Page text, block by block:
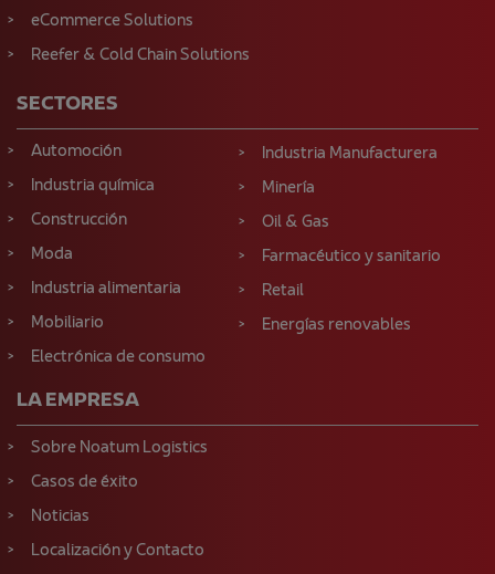
eCommerce Solutions
Reefer & Cold Chain Solutions
SECTORES
Automoción
Industria química
Construcción
Moda
Industria alimentaria
Mobiliario
Electrónica de consumo
Industria Manufacturera
Minería
Oil & Gas
Farmacéutico y sanitario
Retail
Energías renovables
LA EMPRESA
Sobre Noatum Logistics
Casos de éxito
Noticias
Localización y Contacto